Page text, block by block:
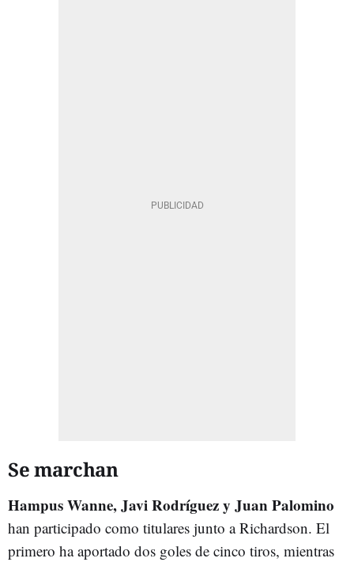
Se marchan
Hampus Wanne, Javi Rodríguez y Juan Palomino
han participado como titulares junto a Richardson. El
primero ha aportado dos goles de cinco tiros, mientras